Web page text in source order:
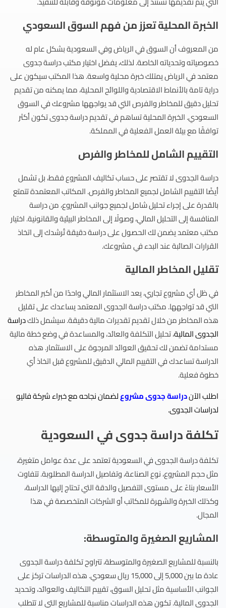
الخبرة المحلية تعزز من فهم السوق السعودي
من المعروف أن السوق في الرياض وفي السعودية بشكل عام له
خصوصياته وتحدياته الخاصة. لذلك، يفضل اختيار مكتب دراسة جدوى
معتمد في الرياض يمتلك خبرة محلية واسعة. هذا المكتب سيكون على
دراية تامة بالأنماط الاقتصادية واللوائح المحلية، مما يمكنه من تقديم
تحليل دقيق للمخاطر والفرص التي قد يواجهها مشروعك في السوق
السعودي. الخبرة المحلية تساهم في تقديم دراسة جدوى تكون أكثر
توافقًا مع بيئة العمل الفعلية في المملكة.
التقييم الشامل للمخاطر والفرص
دراسة الجدوى لا تقتصر على حساب تكاليف المشروع فقط، بل تشمل
أيضًا التقييم الشامل لجميع المخاطر والفرص. المكاتب المعتمدة تتمتع
بالقدرة على إجراء تحليل شامل لجميع جوانب المشروع، من دراسة
المنافسة إلى التحليل المالي، وصولًا إلى المخاطر البيئية والقانونية. اختيار
مكتب معتمد يضمن لك الحصول على دراسة دقيقة تُرشدك إلى اتخاذ
القرارات الصائبة عند البدء في مشروعك.
تقليل المخاطر المالية
في ظل أي مشروع تجاري، يعد الاستثمار المالي واحدًا من أكبر المخاطر
التي قد تواجهها. مكتب دراسة الجدوى المعتمد يساعدك على تقليل
هذه المخاطر من خلال تقديم تقديرات مالية دقيقة. سيشمل ذلكدراسة
الجدوى المالية، تحليل التكلفة والعائد، والمساعدة في وضع خطة مالية
مستدامة تضمن لك تحقيق العوائد المرجوة على الاستثمار. هذه
الدراسة تساعدك في التقييم المالي الدقيق للمشروع قبل اتخاذ أي
خطوة فعلية.
اطلب الآندراسة جدوى مشروعلضمان نجاحه مع خبراء شركة فاليو
لدراسات الجدوى.
تكلفة دراسة جدوى في السعودية
تكلفة دراسة الجدوى في السعودية تعتمد على عدة عوامل متغيرة،
مثل حجم المشروع، نوع الصناعة، وتفاصيل الدراسة المطلوبة. تتفاوت
الأسعار بناءً على مستوى التفصيل والدقة التي تحتاج إليها الدراسة،
وكذلك الخبرة والشهرة للمكاتب أو الشركات المتخصصة في هذا
المجال.
المشاريع الصغيرة والمتوسطة:
بالنسبة للمشاريع الصغيرة والمتوسطة، تتراوح تكلفة دراسة الجدوى
عادة ما بين 5,000 إلى 15,000 ريال سعودي. هذه الدراسات تركز على
الجوانب الأساسية مثل تحليل السوق، تقييم التكاليف والعوائد، وتحديد
الجدوى المالية. تكون هذه الدراسات مناسبة للمشاريع التي لا تتطلب